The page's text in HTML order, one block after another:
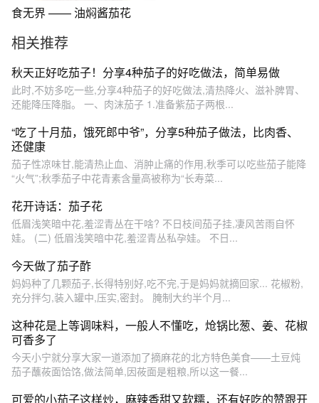
食无界 —— 油焖酱茄花
相关推荐
秋天正好吃茄子！分享4种茄子的好吃做法，简单易做
此时,不妨多吃一些,分享4种茄子的好吃做法,清热降火、滋补脾胃、
还能降压降脂。 一、肉沫茄子 1.准备紫茄子两根...
“吃了十月茄，饿死郎中爷”，分享5种茄子做法，比肉香、
还健康
茄子性凉味甘,能清热止血、消肿止痛的作用,秋季可以吃些茄子能降
“火气”;秋季茄子中花青素含量高被称为“长寿菜...
花开诗话：茄子花
低眉浅笑暗中花,羞涩青丛在干啥? 不日枝间茄子挂,凄风苦雨自怀
娃。 (二) 低眉浅笑暗中花,羞涩青丛私孕娃。 不日...
今天做了茄子酢
妈妈种了几颗茄子,长得特别好,吃不完,于是妈妈就摘回家... 花椒粉,
充分拌匀,装入罐中,压实,密封。 腌制大约半个月...
这种花是上等调味料，一般人不懂吃，炝锅比葱、姜、花椒
可香多了
今天小宁就分享大家一道添加了摘麻花的北方特色美食——土豆炖
茄子蘸莜面饸饹,做法简单,因莜面是粗粮,所以这一餐...
可爱的小茄子这样炒，麻辣香甜又软糯，还有好吃的赞跟开